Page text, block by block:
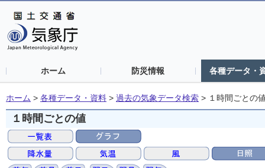
ホーム 防災情報 各種データ・
ホーム > 各種データ・資料 > 過去の気象データ検索 > １時間ごとの
１時間ごとの値